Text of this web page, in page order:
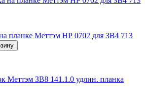
планке Меттэм НР 0702 для ЗВ4 713